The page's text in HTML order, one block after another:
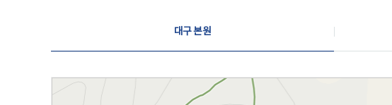
대구 본원